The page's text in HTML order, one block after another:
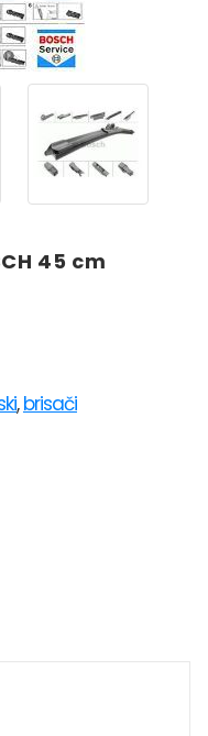
45 cm
,brisači